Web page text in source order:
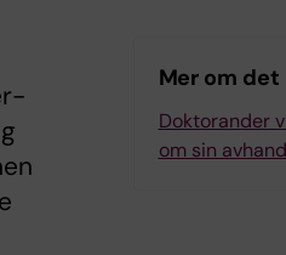
Mer om
Doktorander
om sin